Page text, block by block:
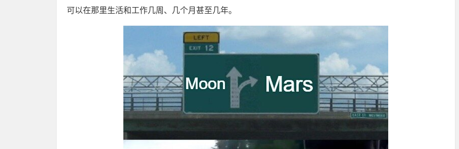
可以在那里生活和工作几周、几个月甚至几年。